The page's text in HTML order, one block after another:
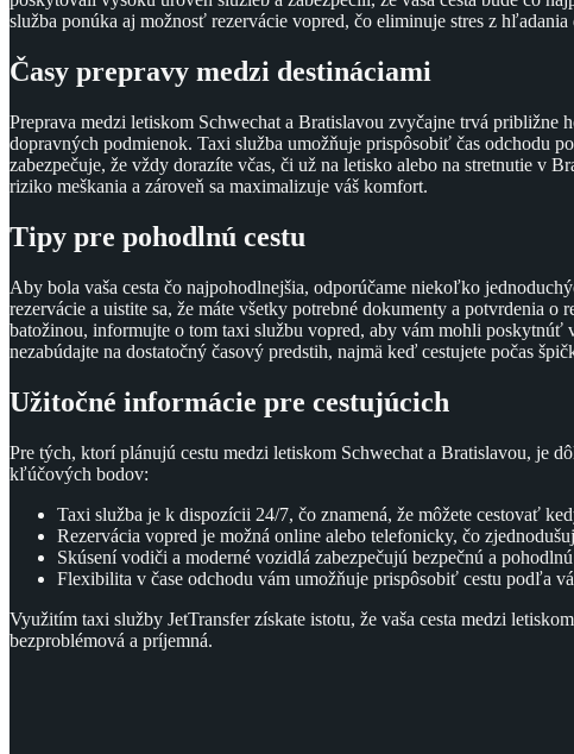
služba ponúka aj možnosť rezervácie vopred, čo eliminuje stres z
Časy prepravy medzi destináciami
Preprava medzi letiskom Schwechat a Bratislavou zvyčajne trvá približne
dopravných podmienok. Taxi služba umožňuje prispôsobiť čas odchodu
zabezpečuje, že vždy dorazíte včas, či už na letisko alebo na stretnutie v
riziko meškania a zároveň sa maximalizuje váš komfort.
Tipy pre pohodlnú cestu
Aby bola vaša cesta čo najpohodlnejšia, odporúčame niekoľko
rezervácie a uistite sa, že máte všetky potrebné dokumenty a potvrdenia o
batožinou, informujte o tom taxi službu vopred, aby vám mohli poskytnúť
nezabúdajte na dostatočný časový predstih, najmä keď cestujete počas
Užitočné informácie pre cestujúcich
Pre tých, ktorí plánujú cestu medzi letiskom Schwechat a Bratislavou, je
kľúčových bodov:
Taxi služba je k dispozícii 24/7, čo znamená, že môžete cestovať
Rezervácia vopred je možná online alebo telefonicky, čo
Skúsení vodiči a moderné vozidlá zabezpečujú bezpečnú a
Flexibilita v čase odchodu vám umožňuje prispôsobiť cestu podľa
Využitím taxi služby JetTransfer získate istotu, že vaša cesta medzi
bezproblémová a príjemná.